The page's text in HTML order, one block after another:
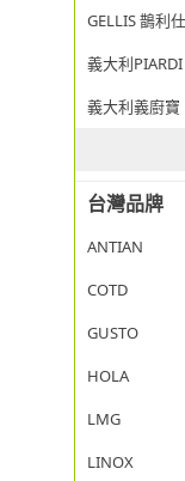
GELLIS 鵲利仕
義大利PIARDI
義大利義廚寶
台灣品牌
ANTIAN
COTD
GUSTO
HOLA
LMG
LINOX